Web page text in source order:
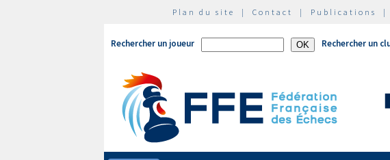
Plan du site | Contact | Publications |
Rechercher un joueur Rechercher un